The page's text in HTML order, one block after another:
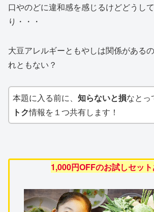
口やのどに違和感を感じるけどどうし
り・・・
大豆アレルギーともやしは関係がある
れともない？
本題に入る前に、 知らないと損なとっ
トク情報を１つ共有します！
1,000円OFFのお試しセット